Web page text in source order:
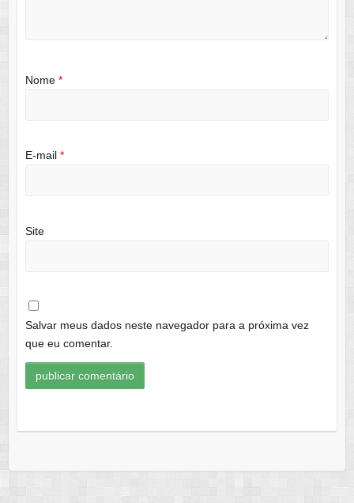
Nome *
E-mail *
Site
Salvar meus dados neste navegador para a próxima vez
que eu comentar.